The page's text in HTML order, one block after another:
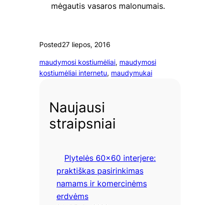
mėgautis vasaros malonumais.
Posted27 liepos, 2016
maudymosi kostiumėliai, maudymosi
kostiumėliai internetu, maudymukai
Naujausi
straipsniai
Plytelės 60×60 interjere:
praktiškas pasirinkimas
namams ir komercinėms
erdvėms